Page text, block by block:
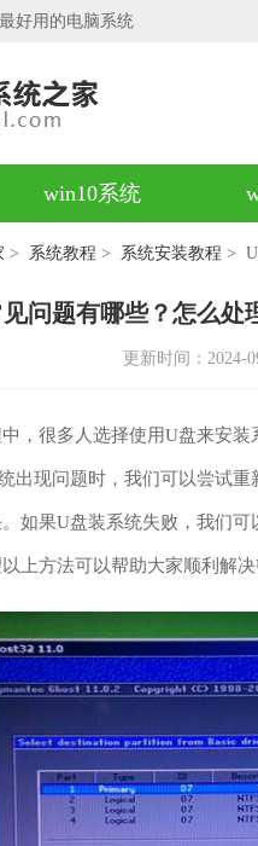
好用的电脑系统
win10系统
> 系统教程 > 系统安装教程 > U
问题有哪些？怎么处
更新时间：2024-
很多人选择使用U盘来安装
出现问题时，我们可以尝试
如果U盘装系统失败，我们
上方法可以帮助大家顺利解决